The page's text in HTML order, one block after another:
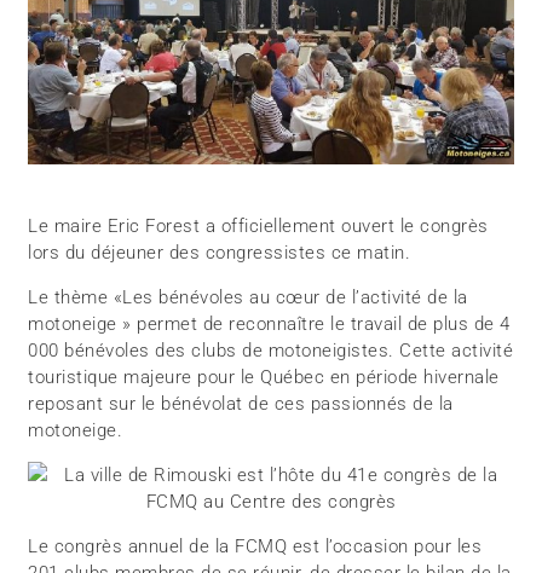
Le maire Eric Forest a officiellement ouvert le congrès
lors du déjeuner des congressistes ce matin.
Le thème «Les bénévoles au cœur de l’activité de la
motoneige » permet de reconnaître le travail de plus de 4
000 bénévoles des clubs de motoneigistes. Cette activité
touristique majeure pour le Québec en période hivernale
reposant sur le bénévolat de ces passionnés de la
motoneige.
Le congrès annuel de la FCMQ est l’occasion pour les